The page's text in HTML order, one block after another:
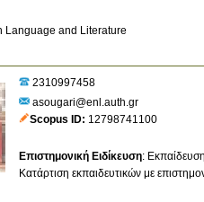
Language and Literature
2310997458
asougari@enl.auth.gr
Scopus ID 12798741100
Επιστημονική Ειδίκευση:
Κατάρτιση εκπαιδευτικών με